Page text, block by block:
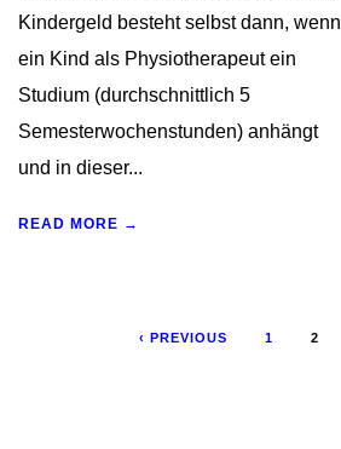
Kindergeld besteht selbst dann, wenn
ein Kind als Physiotherapeut ein
Studium (durchschnittlich 5
Semesterwochenstunden) anhängt
und in dieser...
READ MORE →
‹ PREVIOUS 1 2